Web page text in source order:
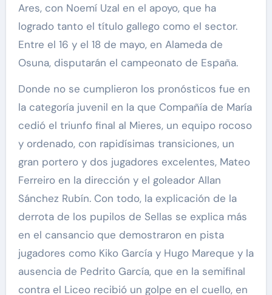
Ares, con Noemí Uzal en el apoyo, que ha
logrado tanto el título gallego como el sector.
Entre el 16 y el 18 de mayo, en Alameda de
Osuna, disputarán el campeonato de España.
Donde no se cumplieron los pronósticos fue en
la categoría juvenil en la que Compañía de María
cedió el triunfo final al Mieres, un equipo rocoso
y ordenado, con rapidísimas transiciones, un
gran portero y dos jugadores excelentes, Mateo
Ferreiro en la dirección y el goleador Allan
Sánchez Rubín. Con todo, la explicación de la
derrota de los pupilos de Sellas se explica más
en el cansancio que demostraron en pista
jugadores como Kiko García y Hugo Mareque y la
ausencia de Pedrito García, que en la semifinal
contra el Liceo recibió un golpe en el cuello, en